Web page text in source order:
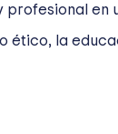
en
ético, la